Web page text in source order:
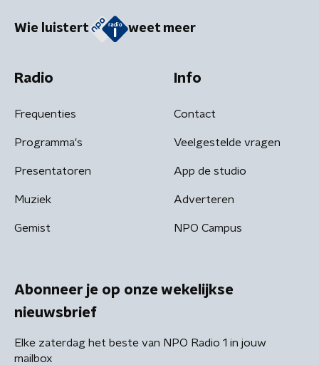
Wie luistert weet meer
Radio
Frequenties
Programma's
Presentatoren
Muziek
Gemist
Info
Contact
Veelgestelde vragen
App de studio
Adverteren
NPO Campus
Abonneer je op onze wekelijkse
nieuwsbrief
Elke zaterdag het beste van NPO Radio 1 in jouw
mailbox